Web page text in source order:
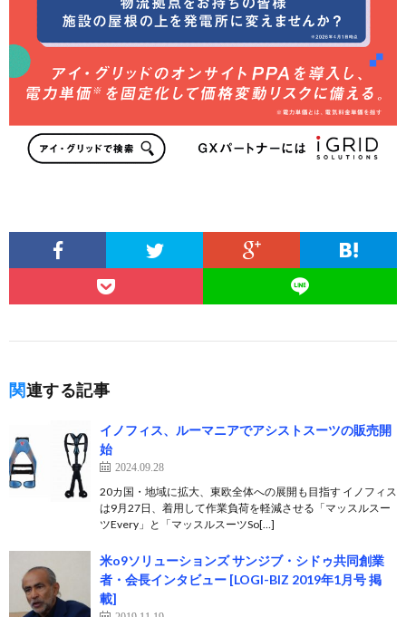
関連する記事
イノフィス、ルーマニアでアシストスーツの販売開
始
2024.09.28
20カ国・地域に拡大、東欧全体への展開も目指す イノフィス
は9月27日、着用して作業負荷を軽減させる「マッスルスー
ツEvery」と「マッスルスーツSo[…]
米o9ソリューションズ サンジブ・シドゥ共同創業
者・会長インタビュー [LOGI-BIZ 2019年1月号 掲
載]